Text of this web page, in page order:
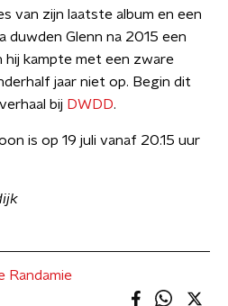
van zijn laatste album en een
Glenn na 2015 een
hij kampte met een zware
jaar niet op. Begin dit
bij DWDD.
is op 19 juli vanaf 20.15 uur
Randamie